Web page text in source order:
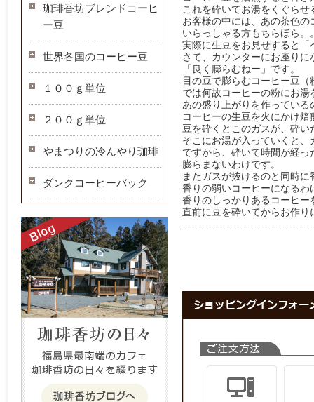
これを砕いてお湯をくぐら
お客様の中には、あの茶色
いらっしゃる方もちらほら。
実際に生豆をお見せすると
さて、カウンターにお座り
「良く膨らむねー」です。
目の豆で膨らむコーヒー豆
では何故コーヒーの粉にお
あの盛り上がりを作っている
コーヒーの生豆を火にかけ
豆を砕くとこのガスが、砕
そこにお湯が入っていくと
ですから、砕いて時間が経
膨らまないわけです。
またガスが抜けるのと同時
香りの弱いコーヒーになるわ
香りのしっかりあるコーヒ
直前に豆を砕いてからお作
珈琲香坊ブレンドコーヒ
ー豆
世界各国のコーヒー豆
１００ｇ単位
２００ｇ単位
やまつりの冷んやり珈琲
ダンクコーヒーバック